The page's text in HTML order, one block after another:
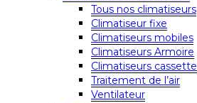
Tous nos climatiseurs
Climatiseur fixe
Climatiseurs mobiles
Climatiseurs Armoire
Climatiseurs cassette
Traitement de l’air
Ventilateur